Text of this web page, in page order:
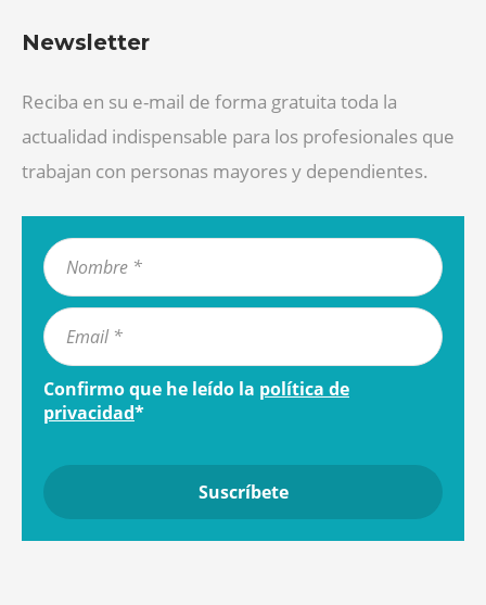
Newsletter
Reciba en su e-mail de forma gratuita toda la
actualidad indispensable para los profesionales que
trabajan con personas mayores y dependientes.
Confirmo que he leído la política de
privacidad*